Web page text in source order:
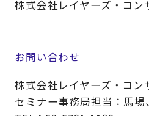
株式会社レイヤーズ・コン
お問い合わせ
株式会社レイヤーズ・コ
セミナー事務局担当：馬場